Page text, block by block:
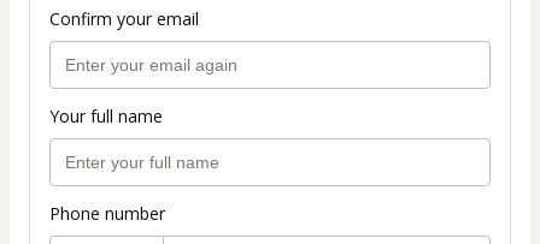
Confirm your email
Your full name
Phone number